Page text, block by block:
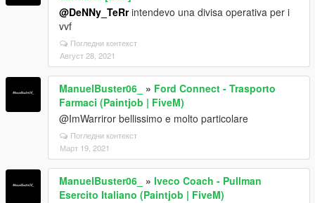
@DeNNy_TeRrintendevo una divisa operativa per i
vvf
Погледни контекст
Август 28, 2021
ManuelBuster06_ » Ford Connect - Trasporto
Farmaci (Paintjob | FiveM)
@ImWarriror bellissimo e molto particolare
Погледни контекст
Март 19, 2021
ManuelBuster06_ » Iveco Coach - Pullman
Esercito Italiano (Paintjob | FiveM)